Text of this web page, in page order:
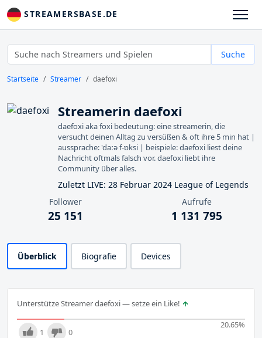
STREAMERSBASE.DE
Suche
Startseite Streamer daefoxi
Streamerin daefoxi
daefoxi aka foxi bedeutung: eine streamerin, die
versucht deinen Alltag zu versüßen & oft ihre 5 min hat |
aussprache: 'daːə f-ɒks​i | beispiele: daefoxi liest deine
Nachricht oftmals falsch vor. daefoxi liebt ihre
Community über alles.
Zuletzt LIVE: 28 Februar 2024 League of Legends
Follower
25 151
Aufrufe
1 131 795
Überblick Biografie Devices
Unterstütze Streamer daefoxi — setze ein Like!
20.65%
1 0